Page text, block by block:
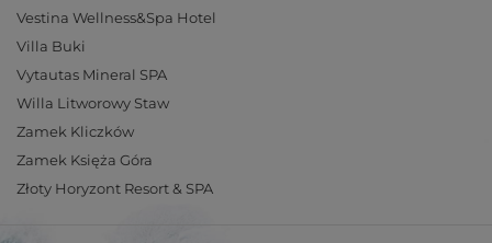
Vestina Wellness&Spa Hotel
Villa Buki
Vytautas Mineral SPA
Willa Litworowy Staw
Zamek Kliczków
Zamek Księża Góra
Złoty Horyzont Resort & SPA